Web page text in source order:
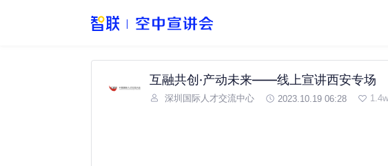
互融共创·产动未来——线上宣讲西安专场
深圳国际人才交流中心 2023.10.19 06:28